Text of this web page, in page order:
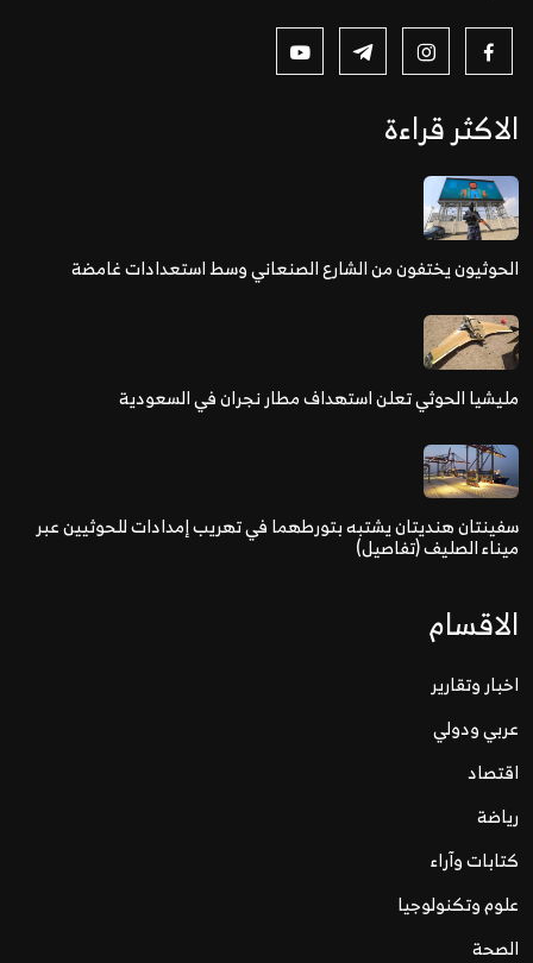
الاكثر قراءة
الحوثيون يختفون من الشارع الصنعاني وسط استعدادات غامضة
مليشيا الحوثي تعلن استهداف مطار نجران في السعودية
سفينتان هنديتان يشتبه بتورطهما في تهريب إمدادات للحوثيين عبر
ميناء الصليف (تفاصيل)
الاقسام
اخبار وتقارير
عربي ودولي
اقتصاد
رياضة
كتابات وآراء
علوم وتكنولوجيا
الصحة